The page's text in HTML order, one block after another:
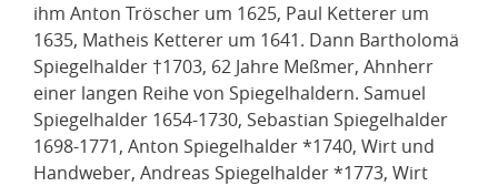
ihm Anton Tröscher um 1625, Paul Ketterer um
1635, Matheis Ketterer um 1641. Dann Bartholomä
Spiegelhalder †1703, 62 Jahre Meßmer, Ahnherr
einer langen Reihe von Spiegelhaldern. Samuel
Spiegelhalder 1654-1730, Sebastian Spiegelhalder
1698-1771, Anton Spiegelhalder *1740, Wirt und
Handweber, Andreas Spiegelhalder *1773, Wirt